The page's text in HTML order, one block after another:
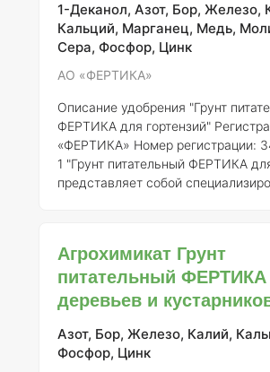
1-Деканол, Азот, Бор, Железо,
Кальций, Марганец, Медь,
Сера, Фосфор, Цинк
АО «ФЕРТИКА»
Описание удобрения "Грунт
ФЕРТИКА для гортензий"
«ФЕРТИКА» Номер регистрации:
1 "Грунт питательный ФЕРТИКА для гортензий"
представляет собой
гортензий. Это удобрение
учётом специфических
культуры, что позволяет
показателей цветения и общего
растений. ### Состав элементов и
концентраци
Агрохимикат Грунт
питательный
деревьев и
Азот, Бор, Железо, Калий,
Фосфор, Цинк